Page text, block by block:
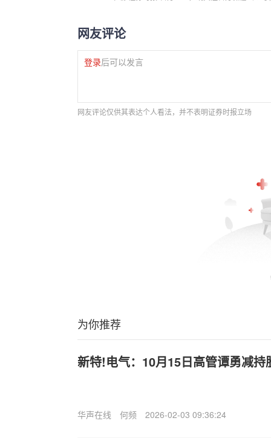
网友评论
登录后可以发言
网友评论仅供其表达个人看法，并不表明证券时报立场
为你推荐
新特!电气：10月15日高管谭勇减持
华声在线 何频 2026-02-03 09:36:24